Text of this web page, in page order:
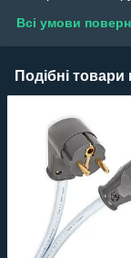
Всі умови
Подібні товари